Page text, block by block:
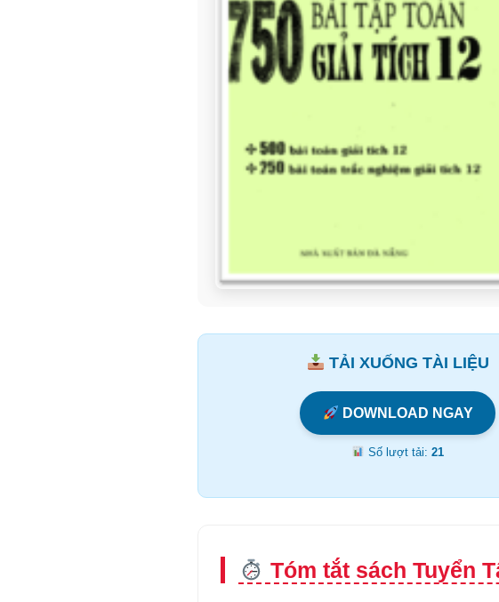
TẢI XUỐNG TÀI LIỆU
DOWNLOAD NGAY
Số lượt tải: 21
Tóm tắt sách Tuyển